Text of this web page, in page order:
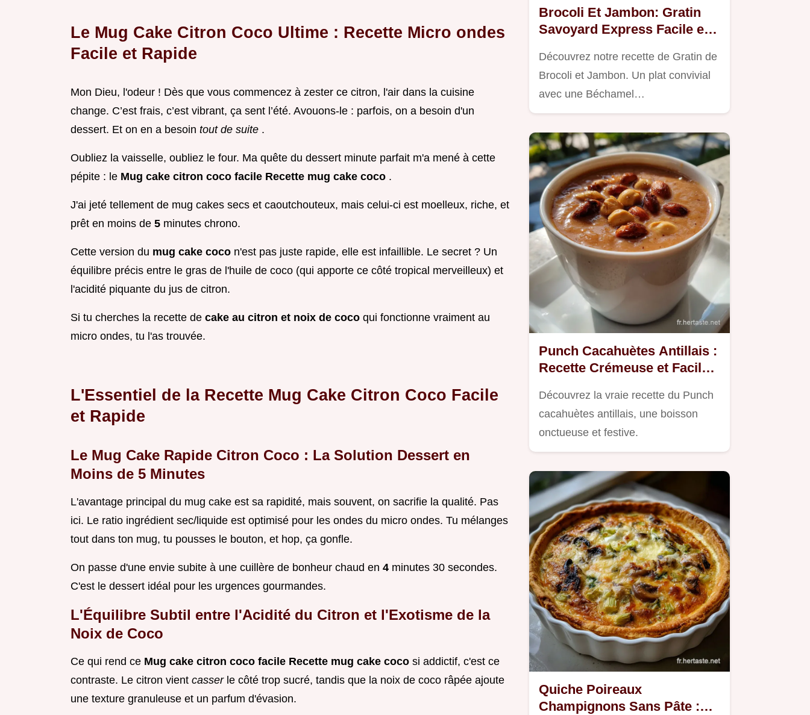
Le Mug Cake Citron Coco Ultime : Recette Micro ondes
Facile et Rapide
Mon Dieu, l'odeur ! Dès que vous commencez à zester ce citron, l'air dans la cuisine
change. C’est frais, c’est vibrant, ça sent l’été. Avouons-le : parfois, on a besoin d'un
dessert. Et on en a besoin tout de suite .
Oubliez la vaisselle, oubliez le four. Ma quête du dessert minute parfait m'a mené à cette
pépite : le Mug cake citron coco facile Recette mug cake coco .
J'ai jeté tellement de mug cakes secs et caoutchouteux, mais celui-ci est moelleux, riche, et
prêt en moins de 5 minutes chrono.
Cette version du mug cake coco n'est pas juste rapide, elle est infaillible. Le secret ? Un
équilibre précis entre le gras de l'huile de coco (qui apporte ce côté tropical merveilleux) et
l'acidité piquante du jus de citron.
Si tu cherches la recette de cake au citron et noix de coco qui fonctionne vraiment au
micro ondes, tu l'as trouvée.
L'Essentiel de la Recette Mug Cake Citron Coco Facile
et Rapide
Le Mug Cake Rapide Citron Coco : La Solution Dessert en
Moins de 5 Minutes
L'avantage principal du mug cake est sa rapidité, mais souvent, on sacrifie la qualité. Pas
ici. Le ratio ingrédient sec/liquide est optimisé pour les ondes du micro ondes. Tu mélanges
tout dans ton mug, tu pousses le bouton, et hop, ça gonfle.
On passe d'une envie subite à une cuillère de bonheur chaud en 4 minutes 30 secondes.
C'est le dessert idéal pour les urgences gourmandes.
L'Équilibre Subtil entre l'Acidité du Citron et l'Exotisme de la
Noix de Coco
Ce qui rend ce Mug cake citron coco facile Recette mug cake coco si addictif, c'est ce
contraste. Le citron vient casser le côté trop sucré, tandis que la noix de coco râpée ajoute
une texture granuleuse et un parfum d'évasion.
Brocoli Et Jambon: Gratin
Savoyard Express Facile et
Découvrez notre recette de Gratin de
Brocoli et Jambon. Un plat convivial
avec une Béchamel…
Punch Cacahuètes Antillais :
Recette Crémeuse et Facile
Découvrez la vraie recette du Punch
cacahuètes antillais, une boisson
onctueuse et festive.
Quiche Poireaux
Champignons Sans Pâte :